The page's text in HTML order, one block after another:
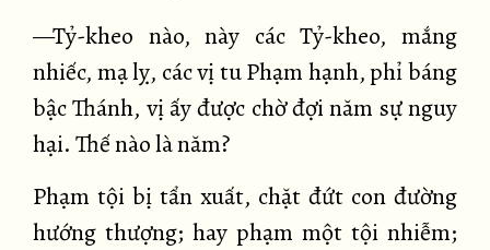
—Tỷ-kheo nào, này các Tỷ-kheo, mắng
nhiếc, mạ lỵ, các vị tu Phạm hạnh, phỉ báng
bậc Thánh, vị ấy được chờ đợi năm sự nguy
hại. Thế nào là năm?
Phạm tội bị tẩn xuất, chặt đứt con đường
hướng thượng; hay phạm một tội nhiễm;